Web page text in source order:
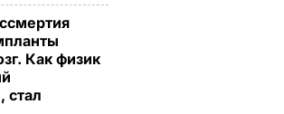
Как физик
стал